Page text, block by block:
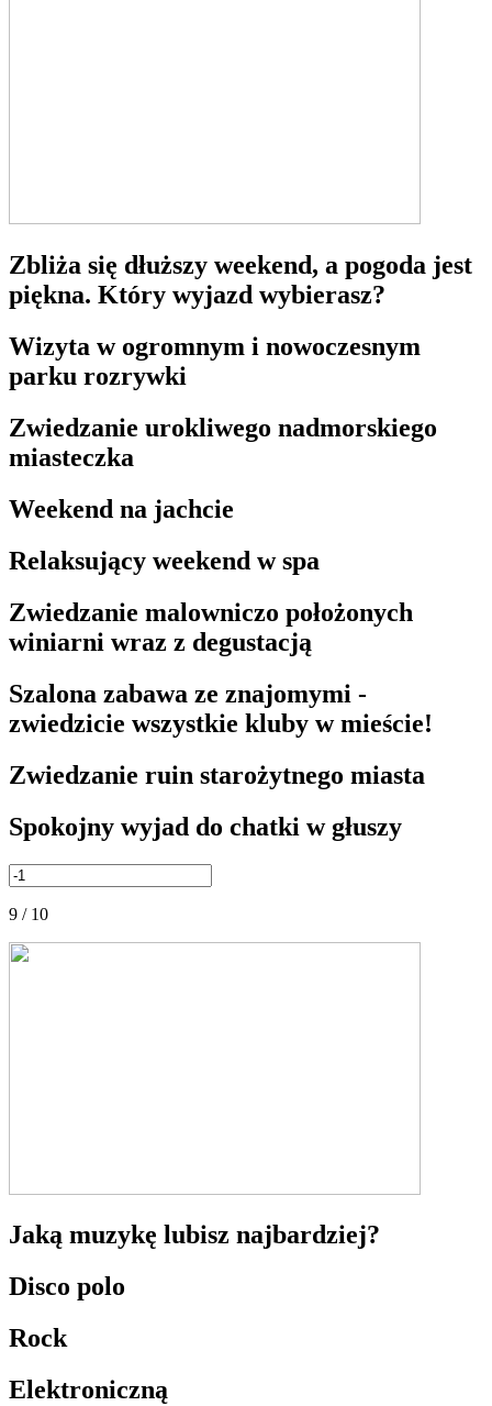
Zbliża się dłuższy weekend, a pogoda jest
piękna. Który wyjazd wybierasz?
Wizyta w ogromnym i nowoczesnym
parku rozrywki
Zwiedzanie urokliwego nadmorskiego
miasteczka
Weekend na jachcie
Relaksujący weekend w spa
Zwiedzanie malowniczo położonych
winiarni wraz z degustacją
Szalona zabawa ze znajomymi -
zwiedzicie wszystkie kluby w mieście!
Zwiedzanie ruin starożytnego miasta
Spokojny wyjad do chatki w głuszy
9 / 10
Jaką muzykę lubisz najbardziej?
Disco polo
Rock
Elektroniczną